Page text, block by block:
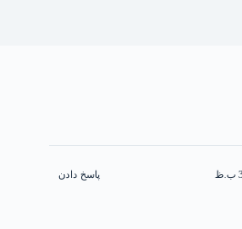
پاسخ دادن